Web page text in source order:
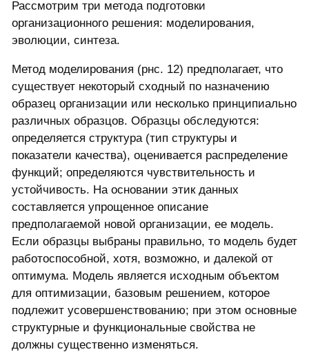
Рассмотрим три метода подготовки
организационного решения: моделирования,
эволюции, синтеза.
Метод моделирования (рнс. 12) предполагает, что
существует некоторый сходный по назначению
образец организации или несколько принципиально
различных образцов. Образцы обследуются:
определяется структура (тип структуры и
показатели качества), оценивается распределение
функций; определяются чувствительность и
устойчивость. На основании этик данных
составляется упрощенное описание
предполагаемой новой организации, ее модель.
Если образцы выбраны правильно, то модель будет
работоспособной, хотя, возможно, и далекой от
оптимума. Модель является исходным объектом
для оптимизации, базовым решением, которое
подлежит усовершенствованию; при этом основные
структурные и функциональные свойства не
должны существенно изменяться.